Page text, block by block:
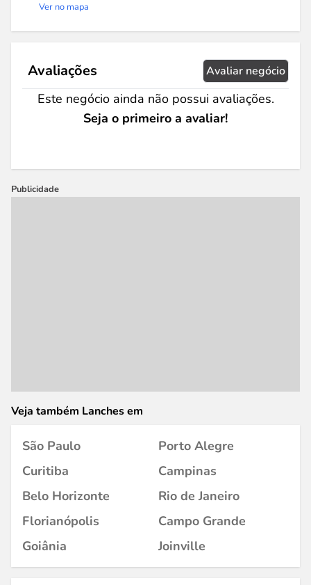
Ver no mapa
Avaliações Avaliar negócio
Este negócio ainda não possui avaliações.
Seja o primeiro a avaliar!
Publicidade
Veja também Lanches em
São Paulo
Porto Alegre
Curitiba
Campinas
Belo Horizonte
Rio de Janeiro
Florianópolis
Campo Grande
Goiânia
Joinville